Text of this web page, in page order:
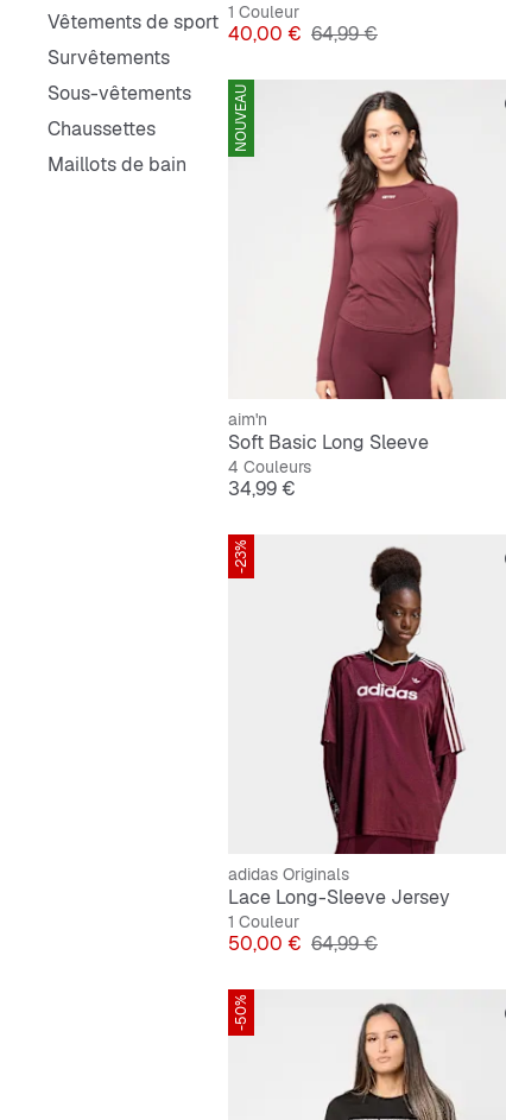
Vêtements de sport
Survêtements
Sous-vêtements
Chaussettes
Maillots de bain
1 Couleur
Prix
40,00 € Prix original
64,99 €
NOUVEAU
aim'n
Soft Basic Long Sleeve
4 Couleurs
Prix
34,99 €
-23%
adidas Originals
Lace Long-Sleeve Jersey
1 Couleur
Prix
50,00 € Prix original
64,99 €
-50%